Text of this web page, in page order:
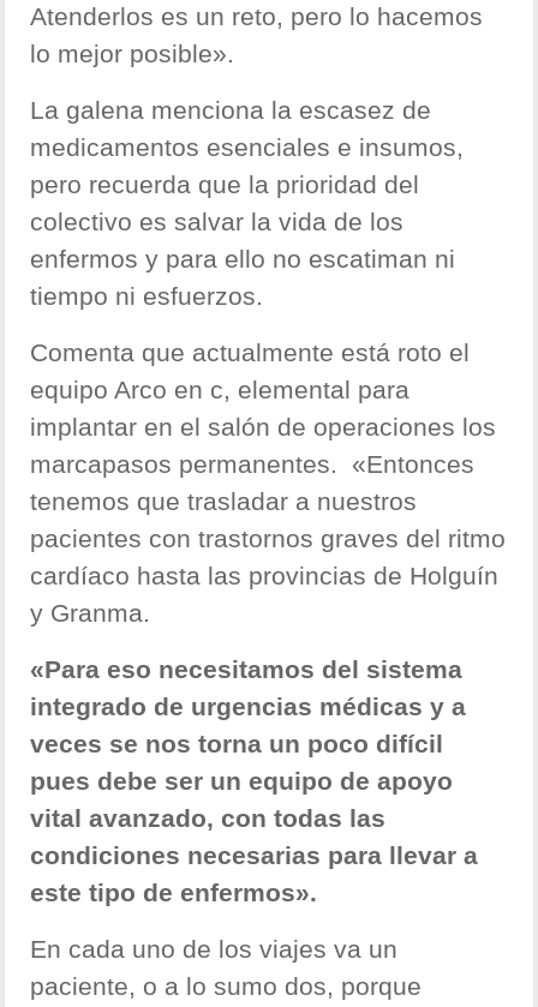
Atenderlos es un reto, pero lo hacemos
lo mejor posible».
La galena menciona la escasez de
medicamentos esenciales e insumos,
pero recuerda que la prioridad del
colectivo es salvar la vida de los
enfermos y para ello no escatiman ni
tiempo ni esfuerzos.
Comenta que actualmente está roto el
equipo Arco en c, elemental para
implantar en el salón de operaciones los
marcapasos permanentes. «Entonces
tenemos que trasladar a nuestros
pacientes con trastornos graves del ritmo
cardíaco hasta las provincias de Holguín
y Granma.
«Para eso necesitamos del sistema
integrado de urgencias médicas y a
veces se nos torna un poco difícil
pues debe ser un equipo de apoyo
vital avanzado, con todas las
condiciones necesarias para llevar a
este tipo de enfermos».
En cada uno de los viajes va un
paciente, o a lo sumo dos, porque